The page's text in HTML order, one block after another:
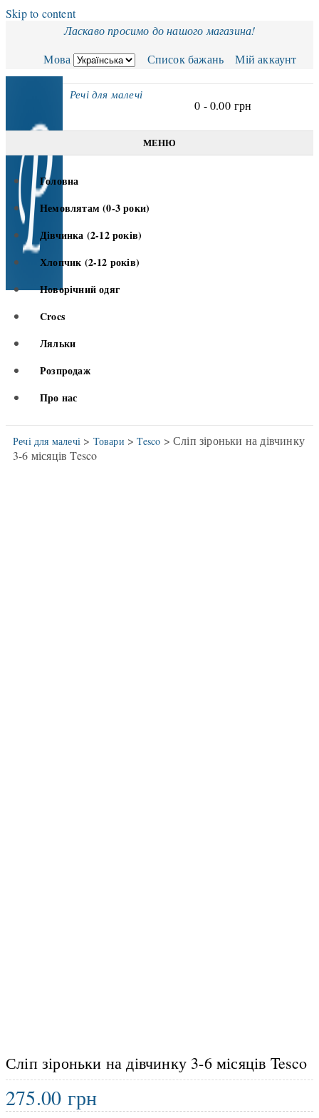
Skip to content
Ласкаво просимо до нашого магазина!
Мова
Список бажань Мій аккаунт
Речі для малечі
0 -0.00 грн
МЕНЮ
Головна
Немовлятам (0-3 роки)
Дівчинка (2-12 років)
Хлопчик (2-12 років)
Новорічний одяг
Crocs
Ляльки
Розпродаж
Про нас
Речі для малечі > Товари >Tesco > Сліп зіроньки на дівчинку
3-6 місяців Tesco
Сліп зіроньки на дівчинку 3-6 місяців Tesco
275.00грн